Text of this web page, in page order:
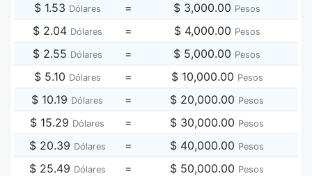
$ 1.53 Dólares = $ 3,000.00 Pesos
$ 2.04 Dólares = $ 4,000.00 Pesos
$ 2.55 Dólares = $ 5,000.00 Pesos
$ 5.10 Dólares = $ 10,000.00 Pesos
$ 10.19 Dólares = $ 20,000.00 Pesos
$ 15.29 Dólares = $ 30,000.00 Pesos
$ 20.39 Dólares = $ 40,000.00 Pesos
$ 25.49 Dólares = $ 50,000.00 Pesos